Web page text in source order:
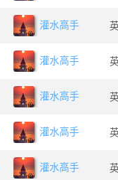
灌水高手
灌水高手
灌水高手
灌水高手
灌水高手